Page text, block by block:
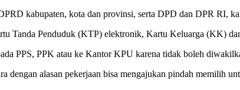
kabupaten, kota dan provinsi, serta DPD dan DPR RI,
Tanda Penduduk (KTP) elektronik, Kartu Keluarga (KK)
PPS, PPK atau ke Kantor KPU karena tidak boleh
dengan alasan pekerjaan bisa mengajukan pindah memilih